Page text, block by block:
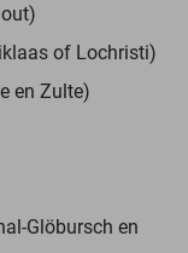
of Lochristi)
en Zulte)
Glöbursch en